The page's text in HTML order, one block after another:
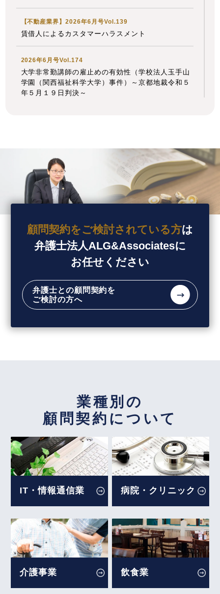
性」の論文を、企業法務担当執行役員・弁護士 家永
勲、シニアアソシエイト・弁護士 髙木 勝瑛が執筆
しました。
独立行政法人 高齢・障害・求職者雇用支援機構
2026年7月1日〈発行〉
「介護施設を取り巻く法律問題の今」『第177回
自殺による損害の回収方法』
高齢者住宅新聞 2026年7月1日〈発行〉
『全国賃貸住宅新聞』
企業法務担当執行役員・弁護士 家永 勲「弁護士が
解決！！身近な不動産トラブル」第138回『近隣住
民による迷惑行為への法的対応』
全国賃貸住宅新聞 2026年6月8日〈発行〉
『高齢者住宅新聞』
2026年6月1日
【知っておきたい労働法Q&A】「第95回 高年齢者
就業確保措置、問題社員の対応について」の論文
を、企業法務担当執行役員・弁護士 家永 勲、シニ
アアソシエイト・弁護士 髙木 勝瑛が執筆しまし
2026年6月1日〈発行〉
2026年5月15日
『労務事情』
企業法務担当執行役員・弁護士 家永 勲による論文
【不動産業界】2026年6月号Vol.139
賃借人によるカスタマーハラスメント
2026年6月号Vol.174
大学非常勤講師の雇止めの有効性（学校法人玉手山
学園（関西福祉科学大学）事件）～京都地裁令和５
年５月１９日判決～
【不動産業界】2026年5月号Vol.138
「賃貸人は一切責任を負わない」という特約の有効
性
【タイ】2026年3月号Vol.48
【タイ】2026年2月号Vol.47
2026年2月における法律アップデート
【タイ】2026年1月号Vol.46
2026年1月における法律アップデート
2025年12月における法律アップデート
【不動産業界】2026年4月号Vol.137
ペット不可物件でのペット飼育
2026年4月号Vol.172
機密情報へのアクセス等を理由とした解雇の有効性
（Ｖｅｌｏｃｉｔｙ Ｇｌｏｂａｌ Ｊａｐａｎ事
件）～東京地裁令和６年９月２５日判決～
約の賃貸人は責任を負うか
2026年3月号Vol.171
定し難いとき」への該当性（協同組合グローブ事
顧問契約をご検討されている方は
弁護士法人ALG&Associatesに
お任せください
弁護士との顧問契約を
ご検討の方へ
業種別の
顧問契約について
IT・情報通信業 病院・クリニック
介護事業 飲食業